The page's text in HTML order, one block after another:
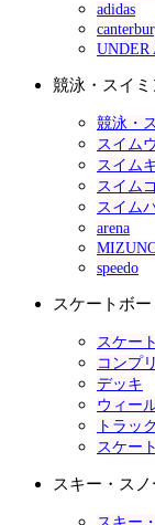
adidas
UNDER
競泳・スイミ
競泳・
スイム
スイム
スイム
スイム
arena
speedo
スケートボー
スケー
コンプ
デッキ
ウィー
トラック
スケー
スキー・ス